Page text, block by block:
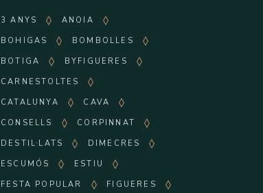
3 ANYS
ANOIA
BOHIGAS
BOMBOLLES
BOTIGA
BYFIGUERES
CARNESTOLTES
CATALUNYA
CAVA
CONSELLS
CORPINNAT
DESTIL·LATS
DIMECRES
ESCUMÓS
ESTIU
FESTA POPULAR
FIGUERES